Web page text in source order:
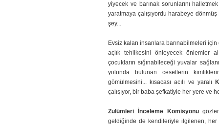
yiyecek ve barınak sorunlarını
yaratmaya çalışıyordu harabeye
şey...
Evsiz kalan insanlara barınabilmeleri için
açlık tehlikesini önleyecek önlemler
çocukların sığınabileceği yuvalar
yolunda bulunan cesetlerin
gömülmesini... kısacası acılı ve yaralı
çalışıyor, bir baba şefkatiyle her yere ve
Zulümleri İnceleme Komisyonu
geldiğinde de kendileriyle ilgilenen, her